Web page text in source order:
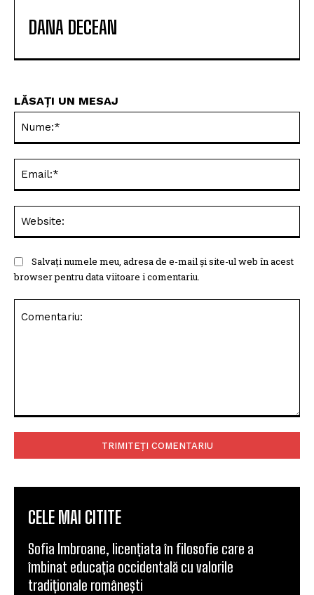
DANA DECEAN
LĂSAȚI UN MESAJ
Salvați numele meu, adresa de e-mail și site-ul web în acest
browser pentru data viitoare i comentariu.
CELE MAI CITITE
Sofia Imbroane, licențiata în filosofie care a
îmbinat educația occidentală cu valorile
tradiționale românești